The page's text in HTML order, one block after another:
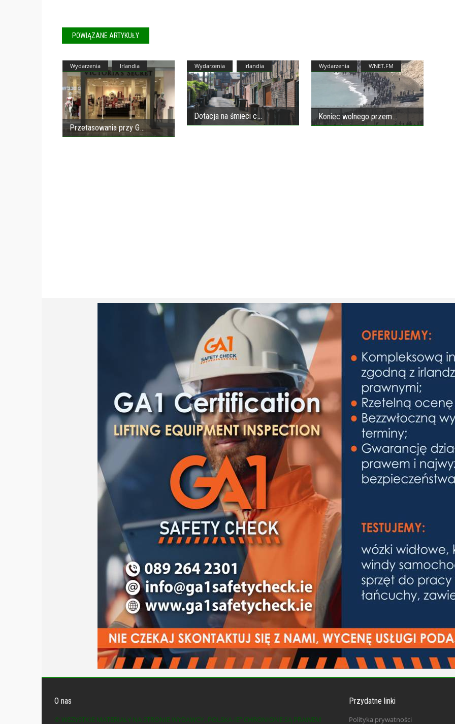
POWIĄZANE ARTYKUŁY
Wydarzenia Irlandia
Przetasowania przy G
Wydarzenia Irlandia
Dotacja na śmieci c
Wydarzenia WNET.FM
Koniec wolnego przem
O nas
© WSZYSTKIE MATERIAŁY NA STRONIE WYDAWCY „POLSKA-IE” CHRONIONE SĄ PRAWEM
Przydatne linki
Polityka prywatności